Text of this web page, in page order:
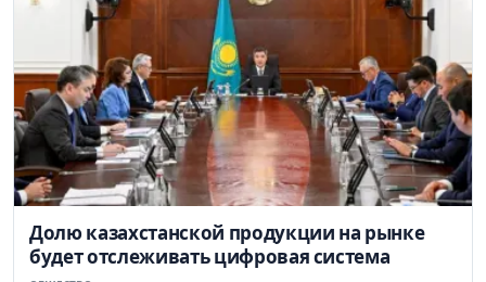
Долю казахстанской продукции на рынке
будет отслеживать цифровая система